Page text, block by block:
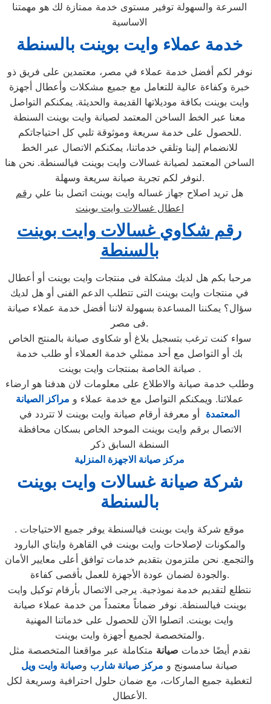
السرعة والسهولة توفير مستوى خدمة ممتازة لك هو مهمتنا
الاساسية
خدمة عملاء وايت بوينت بالسنطة
نوفر لكم أفضل خدمة عملاء في مصر، معتمدين على فريق ذو
خبرة وكفاءة عالية للتعامل مع جميع مشكلات وأعطال أجهزة
وايت بوينت بكافة موديلاتها القديمة والحديثة. يمكنكم التواصل
معنا عبر الخط الساخن المعتمد لصيانة وايت بوينت السنطة
للحصول على خدمة سريعة وموثوقة تلبي كل احتياجاتكم.
للانضمام إلينا وتلقي خدماتنا، يمكنكم الاتصال عبر الخط
الساخن المعتمد لصيانة غسالات وايت بوينت فيالسنطة. نحن هنا
لنوفر لكم تجربة صيانة سريعة وسهلة.
هل تريد اصلاح جهاز غساله وايت بوينت اتصل بنا علي رقم
اعطال غسالات وايت بوينت
رقم شكاوي غسالات وايت بوينت
بالسنطة
مرحبا بكم هل لديك مشكلة فى منتجات وايت بوينت أو أعطال
في منتجات وايت بوينت التى تتطلب الدعم الفنى أو هل لديك
سؤال؟ يمكننا المساعدة بسهولة لاننا أفضل خدمة عملاء صيانة
فى مصر.
سواء كنت ترغب بتسجيل بلاغ أو شكاوى صيانة بالمنتج الخاص
بك أو التواصل مع أحد ممثلي خدمة العملاء أو طلب خدمة
صيانة الخاصة بمنتجات وايت بوينت .
وطلب خدمة صيانة والاطلاع على معلومات لان هدفنا هو ارضاء
عملائنا. ويمكنكم التواصل مع خدمة عملاء و مراكز الصيانة
المعتمدة أو معرفة أرقام صيانة وايت بوينت لا تتردد في
الاتصال برقم وايت بوينت الموحد الخاص بسكان محافظة
السنطة السابق ذكر
مركز صيانة الاجهزة المنزلية
شركة صيانة غسالات وايت بوينت
بالسنطة
. موقع شركة وايت بوينت فيالسنطة يوفر جميع الاحتياجات
والمكونات لإصلاحات وايت بوينت في القاهرة وايتاي البارود
والتجمع. نحن ملتزمون بتقديم خدمات توافق أعلى معايير الأمان
والجودة لضمان عودة الأجهزة للعمل بأقصى كفاءة.
نتطلع لتقديم خدمة نموذجية. يرجى الاتصال بأرقام توكيل وايت
بوينت فيالسنطة. نوفر ضماناً معتمداً من خدمة عملاء صيانة
وايت بوينت. اتصلوا الآن للحصول على خدماتنا المهنية
والمتخصصة لجميع أجهزة وايت بوينت.
نقدم أيضًا خدمات صيانة متكاملة عبر مواقعنا المتخصصة مثل
صيانة سامسونج و مركز صيانة شارب وصيانة وايت ويل
لتغطية جميع الماركات، مع ضمان حلول احترافية وسريعة لكل
الأعطال.